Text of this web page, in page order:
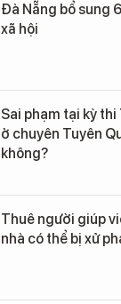
Đà Nẵng bổ sung
xã hội
Sai phạm tại kỳ thi
ở chuyên Tuyên
không?
Thuê người giúp
nhà có thể bị xử